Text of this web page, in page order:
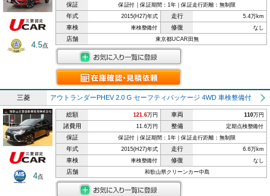
4.5点
保証 保証付｜保証期間：1年｜保証走行距離：無制限
年式 2015(H27)年式 走行 5.4万km
車検 車検整備付 修復 なし
店舗 東京都UCAR田無
三菱 アウトランダーPHEV 2.0 G セーフティパッケージ 4WD 車検整備付
4点
総額 121.6万円 車両 110万円
諸費用 11.6万円 整備 定期点検整備付
保証 保証付｜保証期間：1年｜保証走行距離：無制限
年式 2015(H27)年式 走行 6.6万km
車検 車検整備付 修復 なし
店舗 和歌山県クリーンカー中島